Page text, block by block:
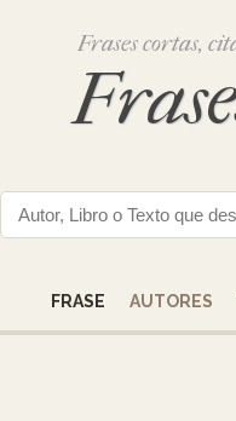
Frases cortas,
FRASE
AUTORES